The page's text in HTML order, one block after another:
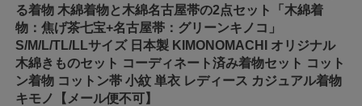
る着物 木綿着物と木綿名古屋帯の2点セット「木綿着
物：焦げ茶七宝+名古屋帯：グリーンキノコ」
S/M/L/TL/LLサイズ 日本製 KIMONOMACHI オリジナル
木綿きものセット コーディネート済み着物セット コット
ン着物 コットン帯 小紋 単衣 レディース カジュアル着物
キモノ【メール便不可】